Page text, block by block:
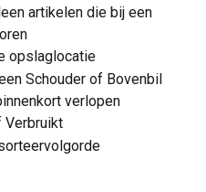
artikelen die bij een
opslaglocatie
Schouder of Bovenbil
verlopen
Verbruikt